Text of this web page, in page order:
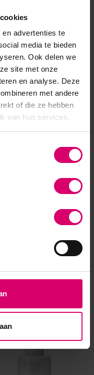
advertenties te
media te bieden
Ook delen we
site met onze
en analyse. Deze
met andere
of die ze hebben
van hun services.
13,56
btw
Base Gel Nr14 Milky
13 ml - TPO/HEMA vrij